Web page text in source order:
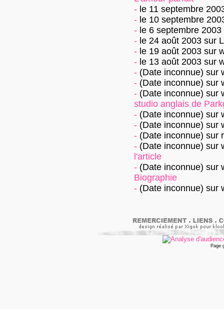
- le 11 septembre
- le 10 septembre
- le 6 septembre 2003
- le 24 août 2003 sur
- le 19 août 2003 sur
- le 13 août 2003 sur
- (Date inconnue) sur
- (Date inconnue) sur
- (Date inconnue) sur
studio anglais de
- (Date inconnue) sur
- (Date inconnue) sur
- (Date inconnue) sur
- (Date inconnue) sur
l'article
- (Date inconnue) sur
Biographie
- (Date inconnue) sur
Page